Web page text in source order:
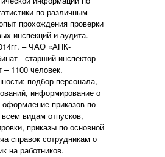
по различным
прохождения проверки
инспекций и аудита.
– ЧАО «АПК-
- старший инспектор
1100 человек.
подбор персонала,
информирование о
приказов по
видам отпусков,
приказы по основной
справок сотрудникам о
на работников.